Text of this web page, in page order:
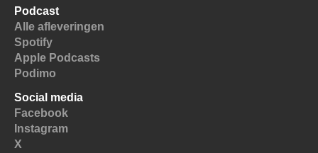
Podcast
Alle afleveringen
Spotify
Apple Podcasts
Podimo
Social media
Facebook
Instagram
X